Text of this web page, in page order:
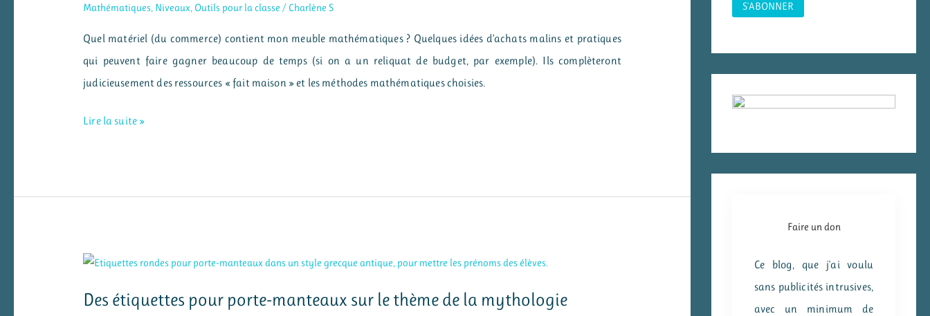
Mathématiques Niveaux Outils pour la classe / Charlène S
Quel matériel (du commerce) contient mon meuble mathématiques ? Quelques idées d’achats malins et pratiques
qui peuvent faire gagner beaucoup de temps (si on a un reliquat de budget, par exemple). Ils complèteront
judicieusement des ressources « fait maison » et les méthodes mathématiques choisies.
Des
les
en
Lire la suite »
Des étiquettes pour porte-manteaux sur le thème de la mythologie
Faire un don
Ce blog, que j'ai voulu
sans publicités intrusives,
avec un minimum de